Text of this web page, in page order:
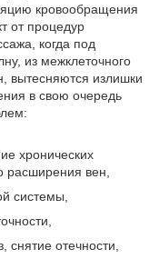
кровообращения
от процедур
когда под
из межклеточного
вытесняются излишки
в свою очередь
хронических
расширения вен,
системы,
отечности,